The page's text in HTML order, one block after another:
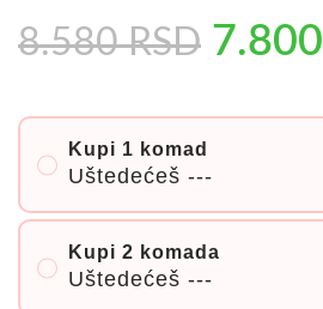
8.580RSD 7.800
Kupi 1 komad
Uštedećeš ---
Kupi 2 komada
Uštedećeš ---